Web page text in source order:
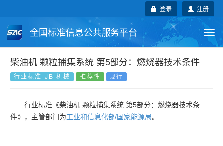
注册
登录
全国标准信息公共服务平台
国家标准 行业标准 地方标准
国外标准 技术委员会
柴油机 颗粒捕集系统 第5部分：燃烧器技术条件
行业标准-JB 机械 推荐性 现行
行业标准《柴油机 颗粒捕集系统 第5部分：燃烧器技术条
件》，主管部门为工业和信息化部/国家能源局。